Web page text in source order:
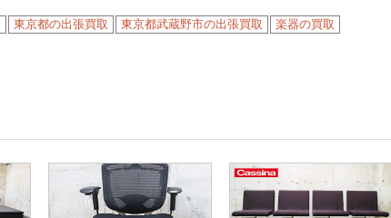
東京都の出張買取 東京都武蔵野市の出張買取
楽器の買取